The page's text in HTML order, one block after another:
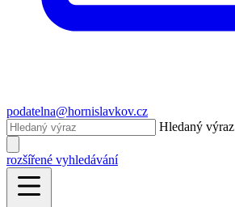
podatelna@hornislavkov.cz
Hledaný výraz
rozšířené vyhledávání